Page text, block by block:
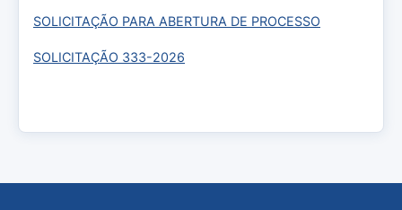
SOLICITAÇÃO PARA ABERTURA DE PROCESSO
SOLICITAÇÃO 333-2026